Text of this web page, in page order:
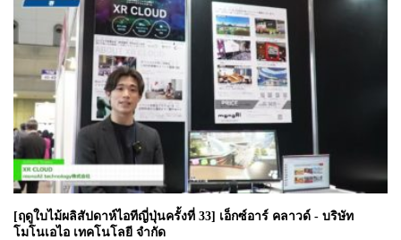
[ฤดูใบไม้ผลิสัปดาห์ไอทีญี่ปุ่นครั้งที่ 33] เอ็กซ์อาร์ คลาวด์ - บริษัท
โมโนเอไอ เทคโนโลยี จำกัด